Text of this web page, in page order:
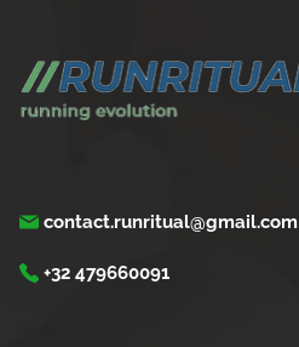
contact.runritual@gmail.com
+32 479660091